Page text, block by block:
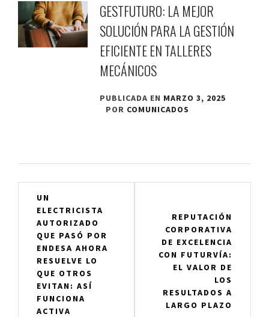
GESTFUTURO: LA MEJOR
SOLUCIÓN PARA LA GESTIÓN
EFICIENTE EN TALLERES
MECÁNICOS
PUBLICADA EN MARZO 3, 2025
POR COMUNICADOS
Navegación
entradas
UN
ELECTRICISTA
AUTORIZADO
QUE PASÓ POR
ENDESA AHORA
RESUELVE LO
QUE OTROS
EVITAN: ASÍ
FUNCIONA
ACTIVA
REPUTACIÓN
CORPORATIVA
DE EXCELENCIA
CON FUTURVÍA:
EL VALOR DE
LOS
RESULTADOS A
LARGO PLAZO